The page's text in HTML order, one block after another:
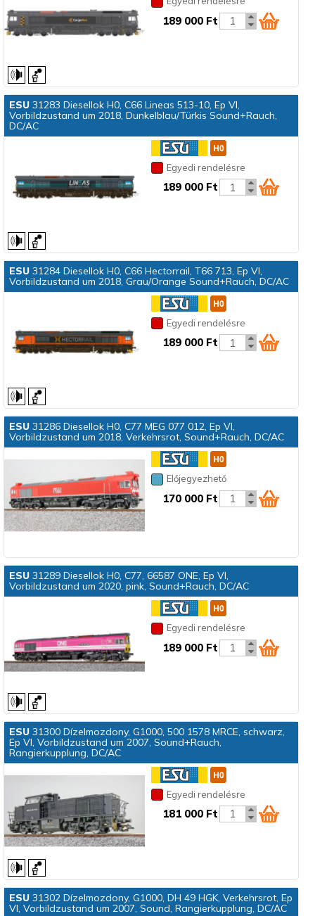
189 000 Ft
ESU31283 Diesellok H0, C66 Lineas 513-10, Ep VI,
Vorbildzustand um 2018, Dunkelblau/Türkis Sound+Rauch,
DC/AC
Egyedi rendelésre
189 000 Ft
ESU31284 Diesellok H0, C66 Hectorrail, T66 713, Ep VI,
Vorbildzustand um 2018, Grau/Orange Sound+Rauch, DC/AC
Egyedi rendelésre
189 000 Ft
ESU31286 Diesellok H0, C77 MEG 077 012, Ep VI,
Vorbildzustand um 2018, Verkehrsrot, Sound+Rauch, DC/AC
Előjegyezhető
170 000 Ft
ESU31289 Diesellok H0, C77, 66587 ONE, Ep VI,
Vorbildzustand um 2020, pink, Sound+Rauch, DC/AC
Egyedi rendelésre
189 000 Ft
ESU31300 Dízelmozdony, G1000, 500 1578 MRCE, schwarz,
Ep VI, Vorbildzustand um 2007, Sound+Rauch,
Rangierkupplung, DC/AC
Egyedi rendelésre
181 000 Ft
ESU31302 Dízelmozdony, G1000, DH 49 HGK, Verkehrsrot, Ep
VI, Vorbildzustand um 2007, Sound, Rangierkupplung, DC/AC